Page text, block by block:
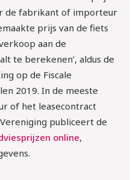
de fabrikant of importeur
prijs van de fiets
aan de
te berekenen’, aldus de
op de Fiscale
2019. In de meeste
of het leasecontract
publiceert de
online,